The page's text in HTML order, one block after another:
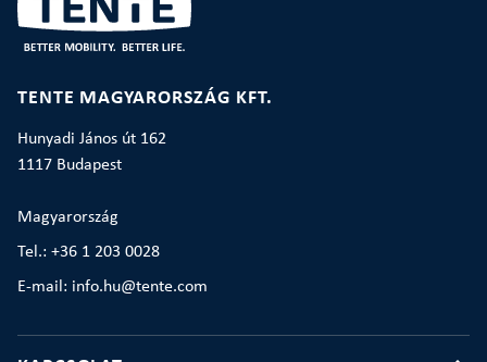
TENTE MAGYARORSZÁG KFT.
Hunyadi János út 162
1117 Budapest
Magyarország
Tel.: +36 1 203 0028
E-mail: info.hu@tente.com